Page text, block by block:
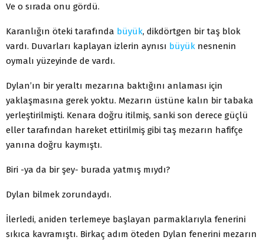
Ve o sırada onu gördü.
Karanlığın öteki tarafında büyük, dikdörtgen bir taş blok
vardı. Duvarları kaplayan izlerin aynısı büyük nesnenin
oymalı yüzeyinde de vardı.
Dylan’ın bir yeraltı mezarına baktığını anlaması için
yaklaşmasına gerek yoktu. Mezarın üstüne kalın bir tabaka
yerleştirilmişti. Kenara doğru itilmiş, sanki son derece güçlü
eller tarafından hareket ettirilmiş gibi taş mezarın hafifçe
yanına doğru kaymıştı.
Biri -ya da bir şey- burada yatmış mıydı?
Dylan bilmek zorundaydı.
İlerledi, aniden terlemeye başlayan parmaklarıyla fenerini
sıkıca kavramıştı. Birkaç adım öteden Dylan fenerini mezarın